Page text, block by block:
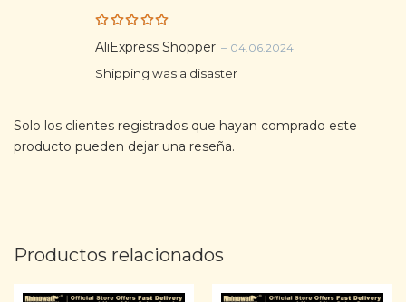
Rated5
out of 5
AliExpress Shopper – 04.06.2024
Shipping was a disaster
Solo los clientes registrados que hayan comprado este
producto pueden dejar una reseña.
Productos relacionados